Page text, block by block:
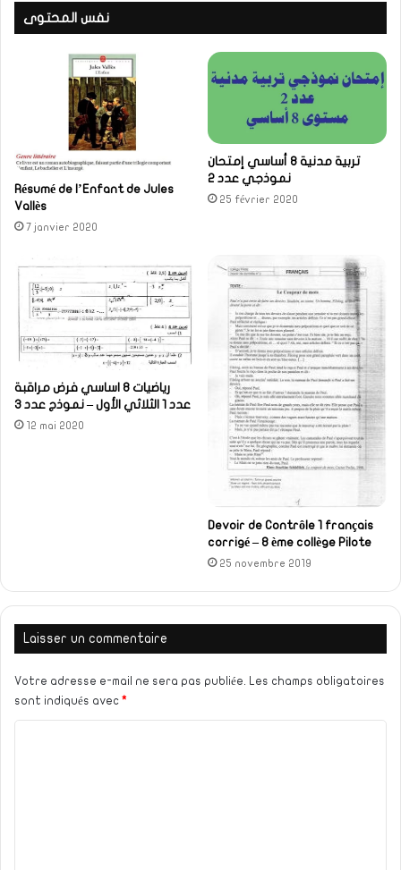
نفس المحتوى
Résumé de l’Enfant de Jules
Vallès
7 janvier 2020
تربية مدنية 8 أساسي إمتحان
نموذجي عدد 2
25 février 2020
رياضيات 8 اساسي فرض مراقبة
عدد 1 الثلاثي الأول – نموذج عدد 3
12 mai 2020
Devoir de Contrôle 1 français
corrigé – 8 ème collège Pilote
25 novembre 2019
Laisser un commentaire
Votre adresse e-mail ne sera pas publiée. Les champs obligatoires
sont indiqués avec *